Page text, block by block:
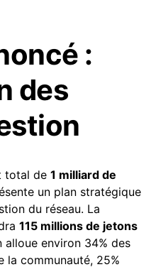
:
des
total de 1 milliard de
un plan stratégique
du réseau. La
115 millions de jetons
environ 34% des
la communauté, 25%